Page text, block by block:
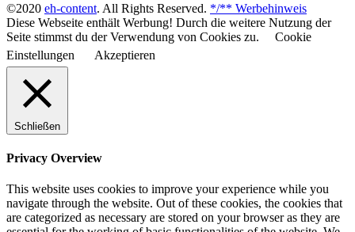
©2020 eh-content. All Rights Reserved. */** Werbehinweis
Diese Webseite enthält Werbung! Durch die weitere Nutzung der
Seite stimmst du der Verwendung von Cookies zu.
Cookie
Einstellungen
Akzeptieren
Schließen
Privacy Overview
This website uses cookies to improve your experience while you
navigate through the website. Out of these cookies, the cookies that
are categorized as necessary are stored on your browser as they are